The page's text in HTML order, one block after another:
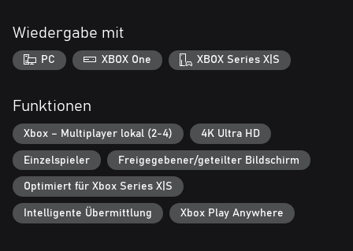
DLC 1：
A brand-new adorable character who can transform into a giant
DLC 2：
A high-performance kart with improved overall stats, delivering
an even better balance between speed and handling.
Wiedergabe mit
PC XBOX One XBOX Series X|S
Funktionen
Xbox – Multiplayer lokal (2-4) 4K Ultra HD
Einzelspieler Freigegebener/geteilter Bildschirm
Optimiert für Xbox Series X|S
Intelligente Übermittlung Xbox Play Anywhere